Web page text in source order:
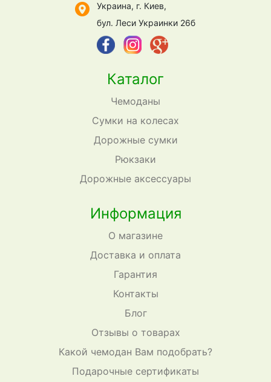
Каталог
Чемоданы
Сумки на колесах
Дорожные сумки
Рюкзаки
Дорожные аксессуары
Информация
О магазине
Доставка и оплата
Гарантия
Контакты
Блог
Отзывы о товарах
Какой чемодан Вам подобрать?
Подарочные сертификаты
Украина, г. Киев,
бул. Леси Украинки 26б